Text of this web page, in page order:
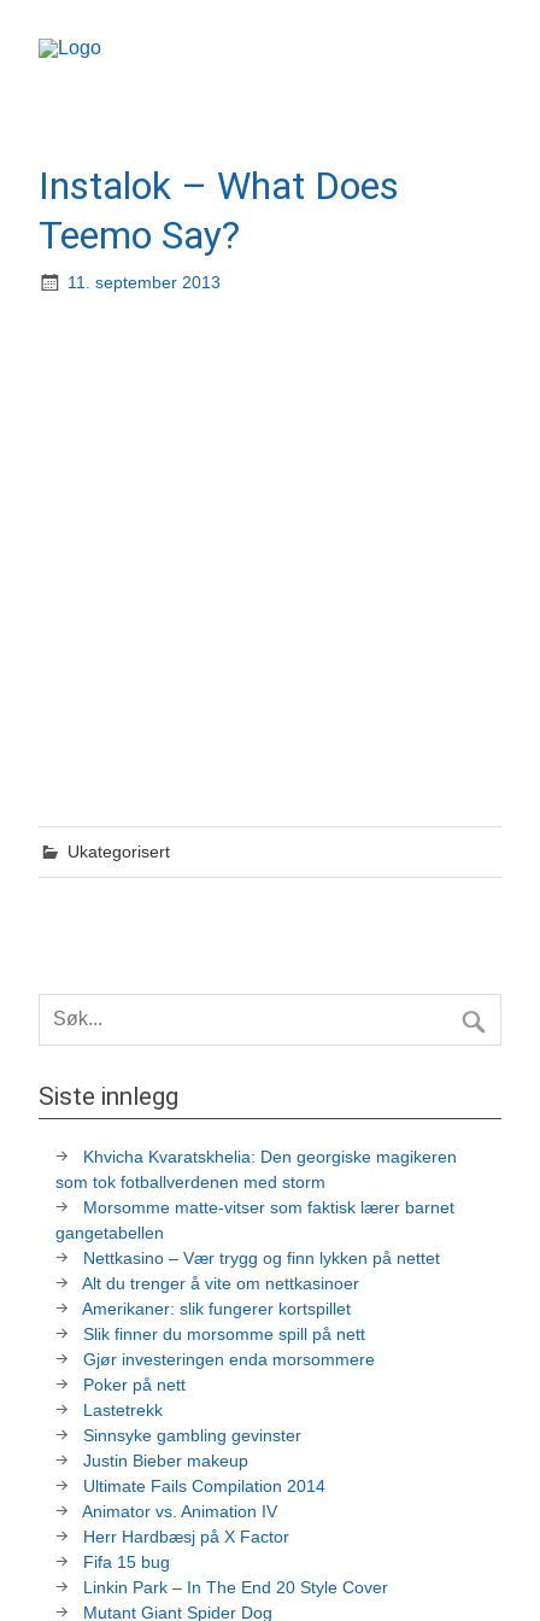
Instalok – What Does
Teemo Say?
11. september 2013
Ukategorisert
Siste innlegg
Khvicha Kvaratskhelia: Den georgiske magikeren
som tok fotballverdenen med storm
Morsomme matte-vitser som faktisk lærer barnet
gangetabellen
Nettkasino – Vær trygg og finn lykken på nettet
Alt du trenger å vite om nettkasinoer
Amerikaner: slik fungerer kortspillet
Slik finner du morsomme spill på nett
Gjør investeringen enda morsommere
Poker på nett
Lastetrekk
Sinnsyke gambling gevinster
Justin Bieber makeup
Ultimate Fails Compilation 2014
Animator vs. Animation IV
Herr Hardbæsj på X Factor
Fifa 15 bug
Linkin Park – In The End 20 Style Cover
Mutant Giant Spider Dog